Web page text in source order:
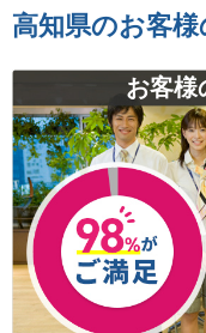
高知県のお客
お客様